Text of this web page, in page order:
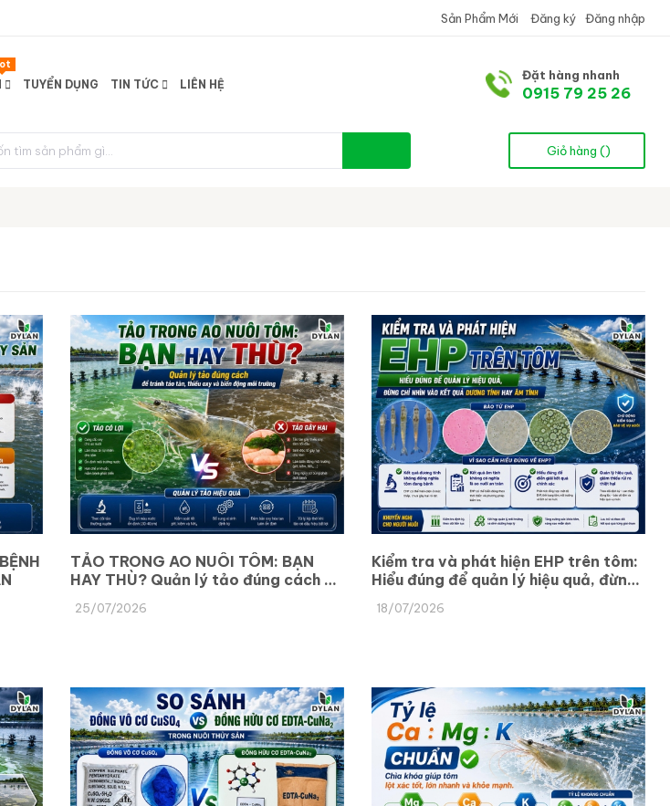
Đăng ký Đăng nhập
Sản Phẩm Mới
TUYỂN DỤNG TIN TỨC LIÊN HỆ
Đặt hàng nhanh
0915 79 25 26
Giỏ hàng ()
TẢO TRONG AO NUÔI TÔM: BẠN
HAY THÙ? Quản lý tảo đúng cách để
tránh tảo tàn, thiếu oxy và biến
động môi trường
25/07/2026
Kiểm tra và phát hiện EHP trên tôm:
Hiểu đúng để quản lý hiệu quả, đừng
chỉ nhìn vào kết quả dương tính hay
âm tính
18/07/2026